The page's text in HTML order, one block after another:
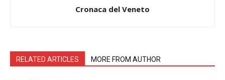
Cronaca del Veneto
RELATED ARTICLES MORE FROM AUTHOR